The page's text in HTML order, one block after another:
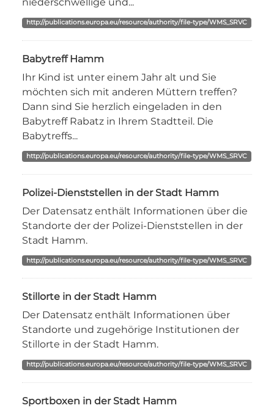
niederschwellige und...
http://publications.europa.eu/resource/authority/file-type/WMS_SRVC
Babytreff Hamm
Ihr Kind ist unter einem Jahr alt und Sie
möchten sich mit anderen Müttern treffen?
Dann sind Sie herzlich eingeladen in den
Babytreff Rabatz in Ihrem Stadtteil. Die
Babytreffs...
http://publications.europa.eu/resource/authority/file-type/WMS_SRVC
Polizei-Dienststellen in der Stadt Hamm
Der Datensatz enthält Informationen über die
Standorte der der Polizei-Dienststellen in der
Stadt Hamm.
http://publications.europa.eu/resource/authority/file-type/WMS_SRVC
Stillorte in der Stadt Hamm
Der Datensatz enthält Informationen über
Standorte und zugehörige Institutionen der
Stillorte in der Stadt Hamm.
http://publications.europa.eu/resource/authority/file-type/WMS_SRVC
Sportboxen in der Stadt Hamm